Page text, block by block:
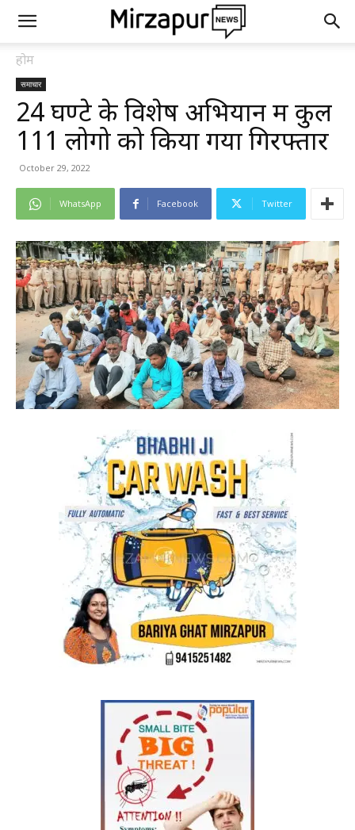
होम
समाचार
24 घण्टे के विशेष अभियान में कुल
111 लोगो को किया गया गिरफ्तार
October 29, 2022
WhatsApp Facebook Twitter